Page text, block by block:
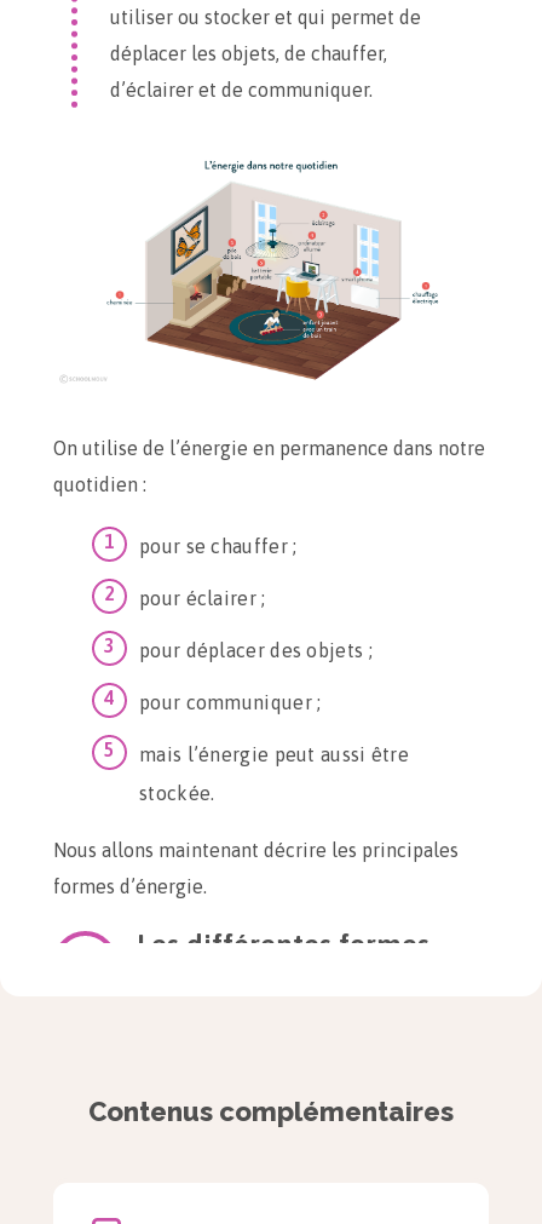
utiliser ou stocker et qui permet de
déplacer les objets, de chauffer,
d’éclairer et de communiquer.
On utilise de l’énergie en permanence dans notre
quotidien :
pour se chauffer ;
pour éclairer ;
pour déplacer des objets ;
pour communiquer ;
mais l’énergie peut aussi être
stockée.
Nous allons maintenant décrire les principales
formes d’énergie.
Les différentes formes
Contenus complémentaires